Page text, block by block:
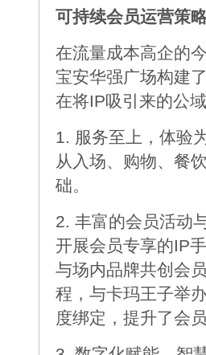
可持续会员运营策
在流量成本高企的
宝安华强广场构建
在将IP吸引来的公
1. 服务至上，体验
从入场、购物、餐
础。
2. 丰富的会员活动
开展会员专享的IP
与场内品牌共创会
程，与卡玛王子举
度绑定，提升了会